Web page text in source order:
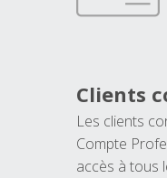
Clients
Les clients
Compte
accès à tous